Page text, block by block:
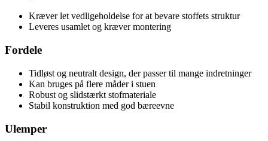
Kræver let vedligeholdelse for at bevare stoffets struktur
Leveres usamlet og kræver montering
Fordele
Tidløst og neutralt design, der passer til mange indretninger
Kan bruges på flere måder i stuen
Robust og slidstærkt stofmateriale
Stabil konstruktion med god bæreevne
Ulemper